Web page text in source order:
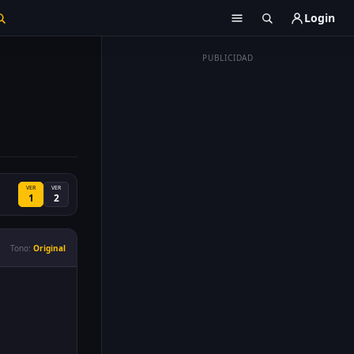
Login
PUBLICIDAD
VER
1
VER
2
Tono: Original